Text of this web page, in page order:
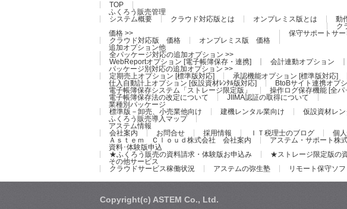
TOP
ふくろう販売管理
システム概要
クラウド対応版とは オンプレミス版とは
動
ク
価格 >>
クラウド対応版 価格
オンプレミス版 価格
保守サポートサー
追加オプション他
全パッケージ対応の追加オプション >>
WebReportオプション [電子帳簿保存・連携]
会計連動オプション
パッケージ別対応の追加オプション >>
定期売上オプション [標準版対応]
承認機能オプション [標準版対応]
仕入自動計上オプション [仮設資材ﾚﾝﾀﾙ版対応]
BtoBサイト連携オプ
電子帳簿保存システム「ストレージ限定版」
操作ログ保存機能 [全パ
電子帳簿保存法の改定について
JIIMA認証の取得について
業種別パッケージ
標準版－卸売、小売業他向け
建機レンタル業向け 仮設資材レ
ふくろう販売導入マップ
アステム情報
会社案内
お問合せ 採用情報 ＩＴ税理士のブログ 個
Ａｓｔｅｍ Ｃｌｏｕｄ株式会社 会社案内
アステム・サポート
資料･体験版申込
★ふくろう販売の資料請求・体験版お申込み
★ストレージ限定版の
その他サービス
クラウドサービス稼働状況
アステムの弥生塾 リモート保守ソ
Copyright(c) ASTEM Co., Ltd.